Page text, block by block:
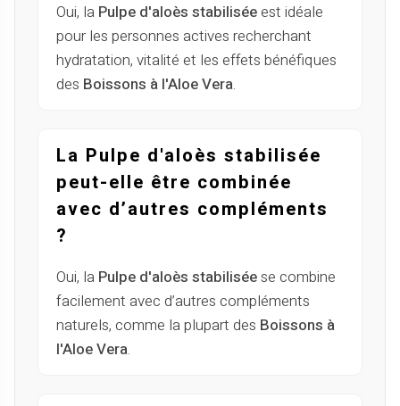
Oui, la Pulpe d'aloès stabiliséeest idéale
pour les personnes actives recherchant
hydratation, vitalité et les effets bénéfiques
des Boissons à l'Aloe Vera.
La Pulpe d'aloès stabilisée
peut-elle être combinée
avec d’autres compléments
?
Oui, la Pulpe d'aloès stabiliséese combine
facilement avec d’autres compléments
naturels, comme la plupart des Boissons à
l'Aloe Vera.